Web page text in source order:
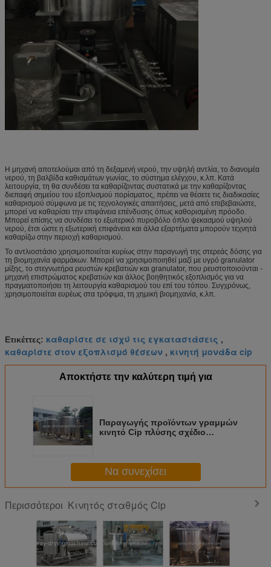
Η μηχανή αποτελούμαι από τη δεξαμενή νερού, την υψηλή αντλία, το διανομέα
νερού, τη βαλβίδα καθισμάτων γωνίας, το σύστημα ελέγχου, κ.λπ. Κατά
λειτουργία, τη θα συνδέσει τα καθαρίζοντας συστατικά με την καθαρίζοντας
διεπαφή σημείου του εξοπλισμού πορίσματος, πρέπει να θέσετε τις διαδικασίες
καθαρισμού σύμφωνα με τις τεχνολογικές απαιτήσεις, μετά από επιβεβαιώστε,
μπορεί να καθαρίσει την επιφάνεια επένδυσης όπως καθορισμένη πρόοδο.
Μπορεί επίσης να συνδέσει το εξωτερικό πυροβόλο όπλο ψεκασμού υψηλού
νερού, έτσι ώστε η εξωτερική επιφάνεια και άλλα εξαρτήματα μπορούν τεχνητά
καθαρίζω στην περιοχή καθαρισμού.
Το αντλιοστάσιο χρησιμοποιείται κυρίως στην παραγωγή της στερεάς δόσης για
τη βιομηχανία φαρμάκων. Μπορεί να χρησιμοποιηθεί μαζί με υγρό granulator
μίξης, το στεγνωτήρα ρευστών κρεβατιών και granulator, που ρευστοποιούνται -
μηχανή επιστρώματος κρεβατιών και άλλος βοηθητικός εξοπλισμός για να
πραγματοποιήσει τη λειτουργία καθαρισμού του επί του τόπου. Συγχρόνως,
χρησιμοποιείται ευρέως στα τρόφιμα, τη χημική βιομηχανία, κ.λπ.
Ετικέττες: καθαρίστε σε ισχύ τις εγκαταστάσεις ,
καθαρίστε στον εξοπλισμό θέσεων , κινητή μονάδα cip
Αποκτήστε την καλύτερη τιμή για
Παραγωγής προϊόντων γραμμών
κινητό Cip πλύσης σχέδιο
Να συνεχίσει
Περισσότεροι Κινητός σταθμός Cip